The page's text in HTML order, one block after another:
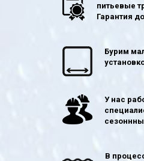
питьевые
Гарантия
Бурим
У нас
В